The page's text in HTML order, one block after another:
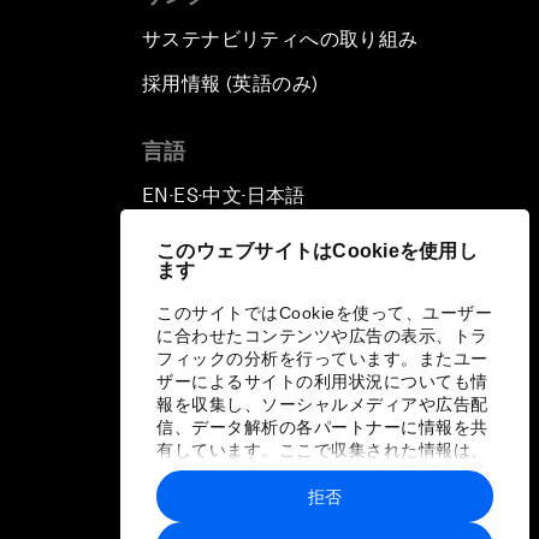
このウェブサイトはCookieを使用し
ます
このサイトではCookieを使って、ユーザー
に合わせたコンテンツや広告の表示、トラ
フィックの分析を行っています。またユー
ザーによるサイトの利用状況についても情
報を収集し、ソーシャルメディアや広告配
信、データ解析の各パートナーに情報を共
有しています。ここで収集された情報は、
ユーザーが各パートナーに提供した他の情
報や各パートナーのサービスを使用した際
に収集された情報と組み合わされ、各パー
拒否
サステナビリティへの取り組み
採用情報 (英語のみ)
言語
EN ▪ ES▪中文▪ 日本語